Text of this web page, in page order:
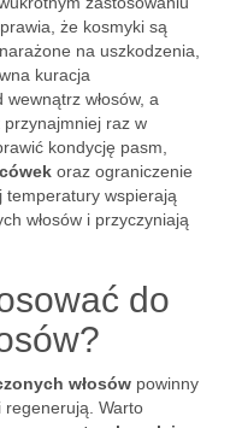
że kosmyki są
na uszkodzenia,
kuracja
włosów, a
raz w
kondycję pasm,
oraz ograniczenie
temperatury wspierają
włosów i przyczyniają
do
włosów powinny
regenerują. Warto